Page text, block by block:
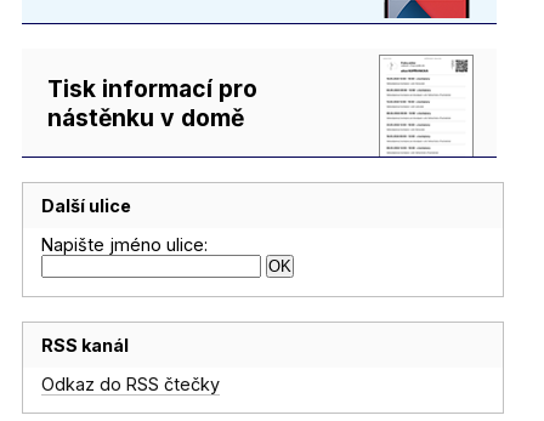
Tisk informací pro
nástěnku v domě
Další ulice
Napište jméno ulice:
RSS kanál
Odkaz do RSS čtečky